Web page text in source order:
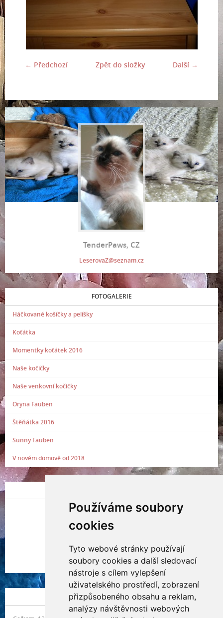
Používáme soubory
cookies
Tyto webové stránky používají
soubory cookies a další sledovací
nástroje s cílem vylepšení
uživatelského prostředí, zobrazení
přizpůsobeného obsahu a reklam,
analýzy návštěvnosti webových
← Předchozí Další →
Zpět do složky
TenderPaws, CZ
LeserovaZ@seznam.cz
FOTOGALERIE
Háčkované košíčky a pelíšky
Koťátka
Momentky koťátek 2016
Naše kočičky
Naše venkovní kočičky
Oryna Fauben
Štěňátka 2016
Sunny Fauben
V novém domově od 2018
Indianna Ryve
Nostra, CZ
NÁVŠTĚVNOST